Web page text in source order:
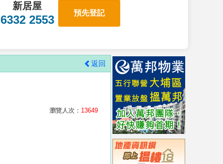
新居屋
6332 2553
預先登記
返回
瀏覽人次： 13649